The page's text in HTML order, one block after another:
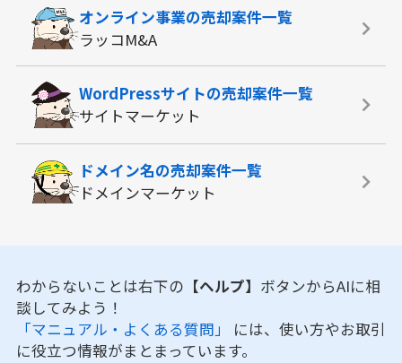
オンライン事業の売却案件一覧
ラッコM&A
WordPressサイトの売却案件一覧
サイトマーケット
ドメイン名の売却案件一覧
ドメインマーケット
わからないことは右下の 【ヘルプ】 ボタンからAIに相
談してみよう！
「マニュアル・よくある質問」 には、使い方やお取引
に役立つ情報がまとまっています。